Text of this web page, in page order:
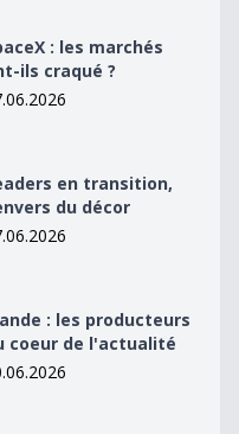
?
: les marchés
ils craqué ?
du décor
en transition,
du décor
de l&#039;actualité
: les producteurs
coeur de l'actualité